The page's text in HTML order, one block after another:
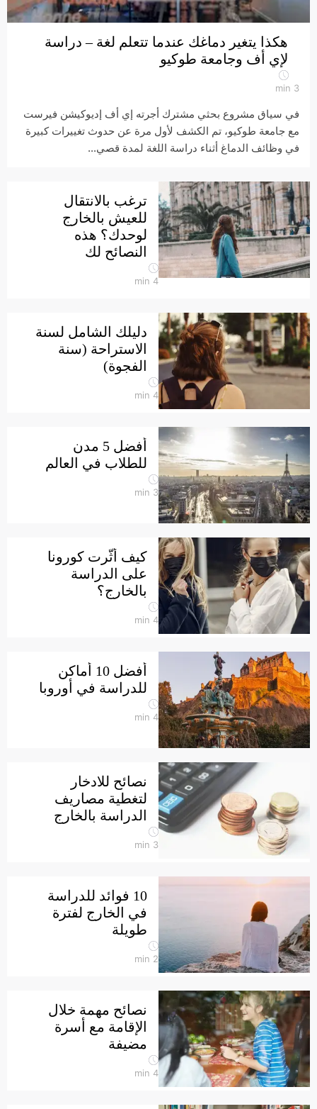
هكذا يتغير دماغك عندما تتعلم لغة – دراسة
لإي أف وجامعة طوكيو
3
min
في سياق مشروع بحثي مشترك أجرته إي أف إديوكيشن فيرست
مع جامعة طوكيو، تم الكشف لأول مرة عن حدوث تغييرات كبيرة
في وظائف الدماغ أثناء دراسة اللغة لمدة قصي...
ترغب بالانتقال
للعيش بالخارج
لوحدك؟ هذه
النصائح لك
4
min
دليلك الشامل لسنة
الاستراحة (سنة
الفجوة)
4
min
أفضل 5 مدن
للطلاب في العالم
3
min
كيف أثّرت كورونا
على الدراسة
بالخارج؟
4
min
أفضل 10 أماكن
للدراسة في أوروبا
4
min
نصائح للادخار
لتغطية مصاريف
الدراسة بالخارج
3
min
10 فوائد للدراسة
في الخارج لفترة
طويلة
2
min
نصائح مهمة خلال
الإقامة مع أسرة
مضيفة
4
min